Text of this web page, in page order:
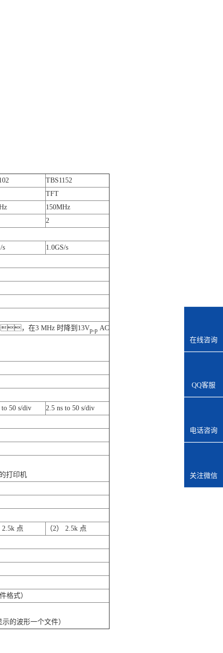
TBS1152
TFT
150MHz
2
s 1.0GS/s
，在3 MHz 时降到13Vp-pAC
to 50 s/div 2.5 ns to 50 s/div
打印机
2.5k 点 （2） 2.5k 点
格式）
的波形一个文件）
在线咨询
QQ客服
电话咨询
关注微信